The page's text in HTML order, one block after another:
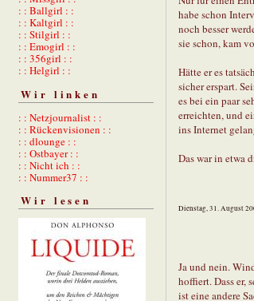
: : Ballgirl : :
: : Kaltgirl : :
: : Stilgirl : :
: : Emogirl : :
: : 356girl : :
: : Helgirl : :
Wir linken
: : Netzjournalist : :
: : Rückenvisionen : :
: : dlounge : :
: : Ostbayer : :
: : Nicht ich : :
: : Nummer37 : :
Wir lesen
habe schon
noch besser
sie schon, kam
Hätte er es
sicher erspart.
es bei ein paar
erreichten, und
ins Internet
Das war in etwa
Dienstag, 31. August
Ja und nein.
hoffiert. Dass er,
ist eine andere